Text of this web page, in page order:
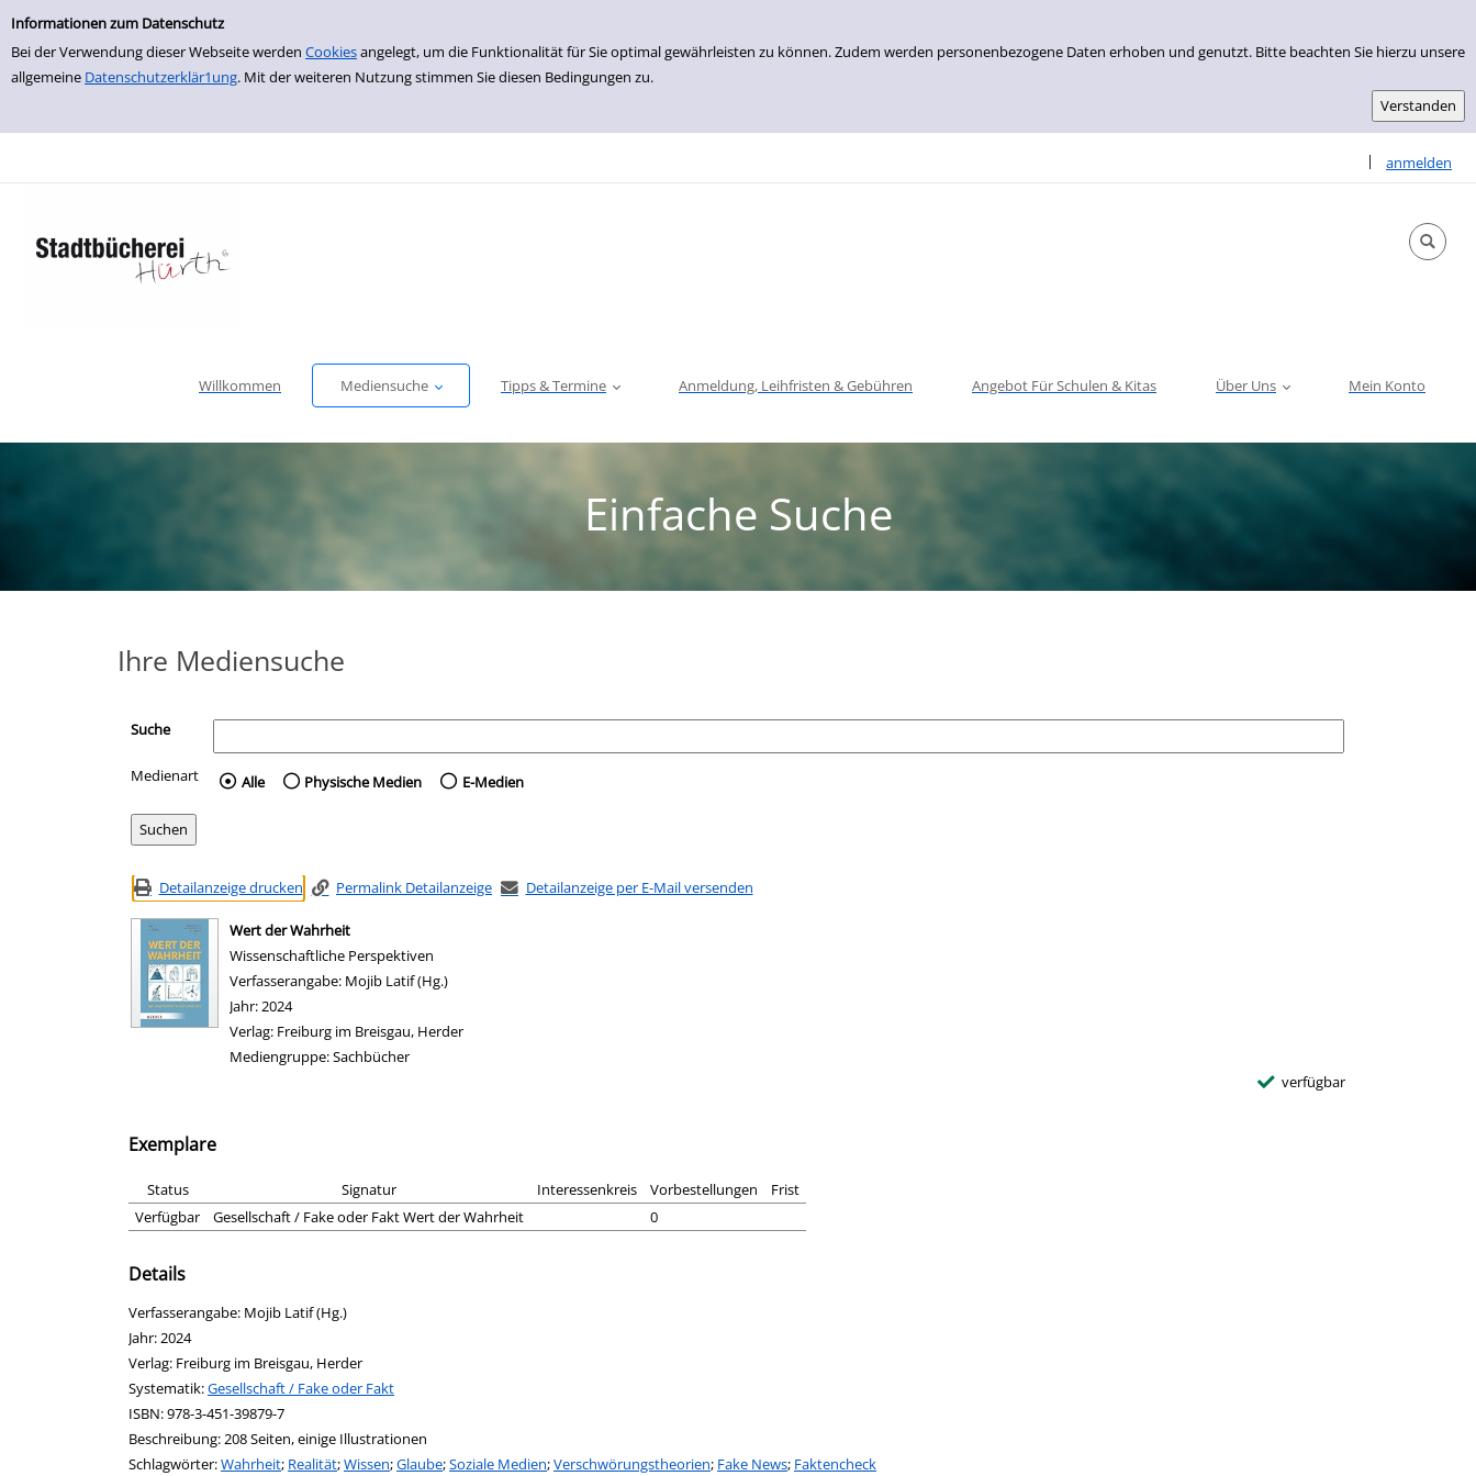
Einfache Suche
Informationen zum Datenschutz
Bei der Verwendung dieser Webseite werden Cookiesangelegt, um die Funktionalität für Sie optimal gewährleisten zu können. Zudem werden personenbezogene Daten erhoben und genutzt. Bitte beachten Sie hierzu unsere
allgemeine Datenschutzerklär1ung. Mit der weiteren Nutzung stimmen Sie diesen Bedingungen zu.
zur Navigation springen
zum Inhalt springen
Zur Detailanzeige springen
| anmelden
Sprache
Willkommen Mediensuche Tipps & Termine Anmeldung, Leihfristen & Gebühren Angebot Für Schulen & Kitas Über Uns Mein Konto
Einfache Suche
Ihre Mediensuche
Suche
Medienart Wählen Sie die Medienart nach der Sie suchen wollen.
Alle Physische Medien E-Medien
Detailanzeige drucken Permalink Detailanzeige Detailanzeige per E-Mail versenden
Wert der Wahrheit
Wissenschaftliche Perspektiven
Suche nach diesem Verfasser
Verfasserangabe: Mojib Latif (Hg.)
Jahr:2024
Verlag: Freiburg im Breisgau, Herder
Mediengruppe:Sachbücher
verfügbar
Exemplare
Status Signatur Interessenkreis Vorbestellungen
Frist
Verfügbar
Gesellschaft / Fake oder Fakt Wert der Wahrheit 0
Details
Suche nach diesem Verfasser
Verfasserangabe: Mojib Latif (Hg.)
Jahr:2024
Verlag: Freiburg im Breisgau, Herder
opens in new tab
Diesen Link in neuem Tab öffnen
Systematik:Suche nach dieser Systematik
Gesellschaft / Fake oder Fakt
Suche nach diesem Interessenskreis
ISBN:978-3-451-39879-7
Beschreibung:208 Seiten, einige Illustrationen
Schlagwörter:Wahrheit; Realität;Wissen;Glaube;Soziale Medien;Verschwörungstheorien; Fake News; Faktencheck